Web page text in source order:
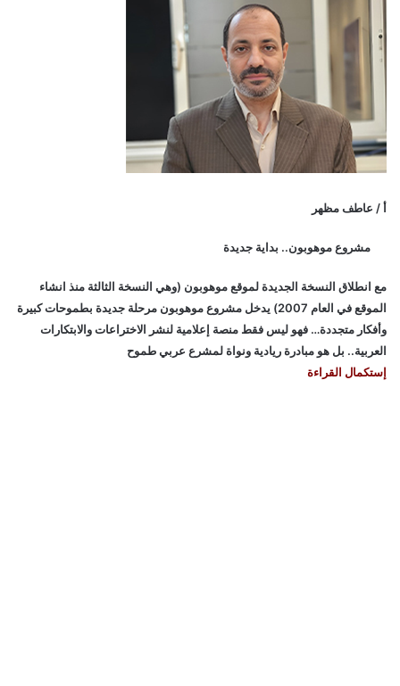
أ / عاطف مظهر
مشروع موهوبون.. بداية جديدة
مع انطلاق النسخة الجديدة لموقع موهوبون (وهي النسخة الثالثة منذ انشاء
الموقع في العام 2007) يدخل مشروع موهوبون مرحلة جديدة بطموحات كبيرة
وأفكار متجددة… فهو ليس فقط منصة إعلامية لنشر الاختراعات والابتكارات
العربية.. بل هو مبادرة ريادية ونواة لمشرع عربي طموح
إستكمال القراءة